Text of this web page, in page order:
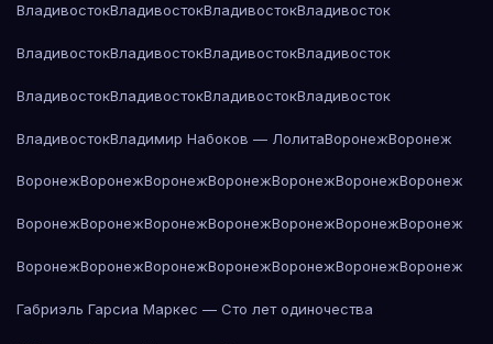
ВладивостокВладивостокВладивостокВладивосток
ВладивостокВладивостокВладивостокВладивосток
ВладивостокВладивостокВладивостокВладивосток
ВладивостокВладимир Набоков — ЛолитаВоронежВоронеж
ВоронежВоронежВоронежВоронежВоронежВоронежВоронеж
ВоронежВоронежВоронежВоронежВоронежВоронежВоронеж
ВоронежВоронежВоронежВоронежВоронежВоронежВоронеж
Габриэль Гарсиа Маркес — Сто лет одиночества